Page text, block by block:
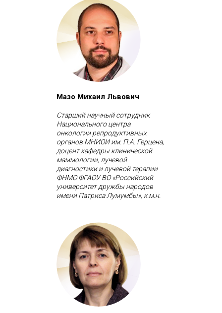
Мазо Михаил Львович
Старший научный сотрудник
Национального центра
онкологии репродуктивных
органов МНИОИ им. П.А. Герцена,
доцент кафедры клинической
маммологии, лучевой
диагностики и лучевой терапии
ФНМО ФГАОУ ВО «Российский
университет дружбы народов
имени Патриса Лумумбы», к.м.н.